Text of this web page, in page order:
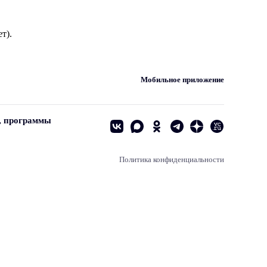
Мобильное приложение
программы
Политика конфиденциальности